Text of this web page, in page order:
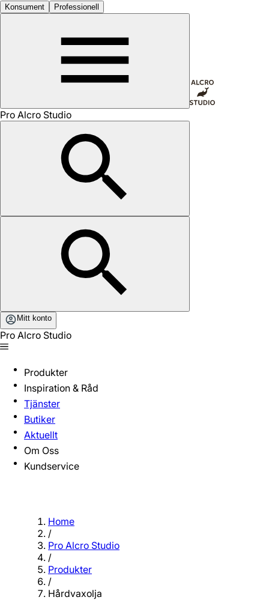
Konsument Professionell
Pro Alcro Studio
Mitt konto
Pro Alcro Studio
Produkter
Inspiration & Råd
Tjänster
Butiker
Aktuellt
Om Oss
Kundservice
Home
/
Pro Alcro Studio
/
Produkter
/
Hårdvaxolja